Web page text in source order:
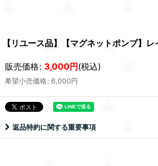
【リユース品】【マグネットポンプ】
販売価格: 3,000円(税込)
希望小売価格: 6,000円
返品特約に関する重要事項